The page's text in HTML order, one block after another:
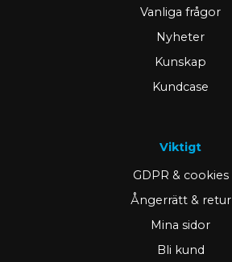
Vanliga frågor
Nyheter
Kunskap
Kundcase
Viktigt
GDPR & cookies
Ångerrätt & retur
Mina sidor
Bli kund